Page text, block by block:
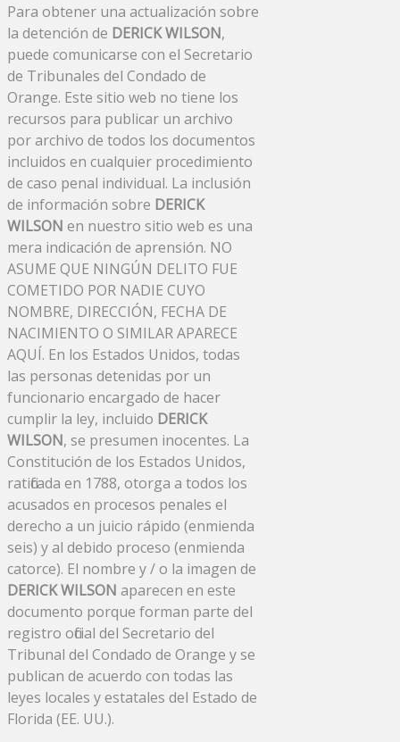
Para obtener una actualización sobre
la detención de DERICK WILSON,
puede comunicarse con el Secretario
de Tribunales del Condado de
Orange. Este sitio web no tiene los
recursos para publicar un archivo
por archivo de todos los documentos
incluidos en cualquier procedimiento
de caso penal individual. La inclusión
de información sobre DERICK
WILSON en nuestro sitio web es una
mera indicación de aprensión. NO
ASUME QUE NINGÚN DELITO FUE
COMETIDO POR NADIE CUYO
NOMBRE, DIRECCIÓN, FECHA DE
NACIMIENTO O SIMILAR APARECE
AQUÍ. En los Estados Unidos, todas
las personas detenidas por un
funcionario encargado de hacer
cumplir la ley, incluido DERICK
WILSON, se presumen inocentes. La
Constitución de los Estados Unidos,
ratificada en 1788, otorga a todos los
acusados ​​en procesos penales el
derecho a un juicio rápido (enmienda
seis) y al debido proceso (enmienda
catorce). El nombre y / o la imagen de
DERICK WILSON aparecen en este
documento porque forman parte del
registro oficial del Secretario del
Tribunal del Condado de Orange y se
publican de acuerdo con todas las
leyes locales y estatales del Estado de
Florida (EE. UU.).